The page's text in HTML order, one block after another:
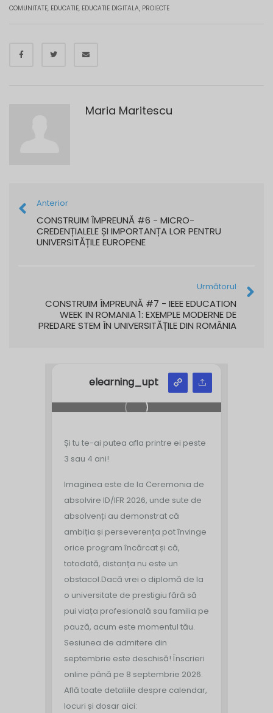
COMUNITATE, EDUCATIE, EDUCATIE DIGITALA, PROIECTE
Maria Maritescu
Anterior
CONSTRUIM ÎMPREUNĂ #6 - MICRO-
CREDENȚIALELE ȘI IMPORTANȚA LOR PENTRU
UNIVERSITĂȚILE EUROPENE
Următorul
CONSTRUIM ÎMPREUNĂ #7 - IEEE EDUCATION
WEEK IN ROMANIA 1: EXEMPLE MODERNE DE
PREDARE STEM ÎN UNIVERSITĂȚILE DIN ROMÂNIA
elearning_upt
Și tu te-ai putea afla printre ei peste
3 sau 4 ani!
Imaginea este de la Ceremonia de
absolvire ID/IFR 2026, unde sute de
absolvenți au demonstrat că
ambiția și perseverența pot învinge
orice program încărcat și că,
totodată, distanța nu este un
obstacol.Dacă vrei o diplomă de la
o universitate de prestigiu fără să
pui viața profesională sau familia pe
pauză, acum este momentul tău.
Sesiunea de admitere din
septembrie este deschisă! Înscrieri
online până pe 8 septembrie 2026.
Află toate detaliile despre calendar,
locuri și dosar aici: